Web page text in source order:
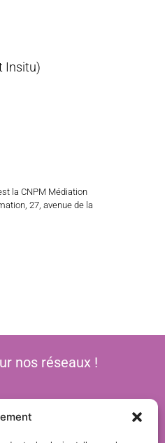
Insitu)
la CNPM Médiation
27, avenue de la
nos réseaux !